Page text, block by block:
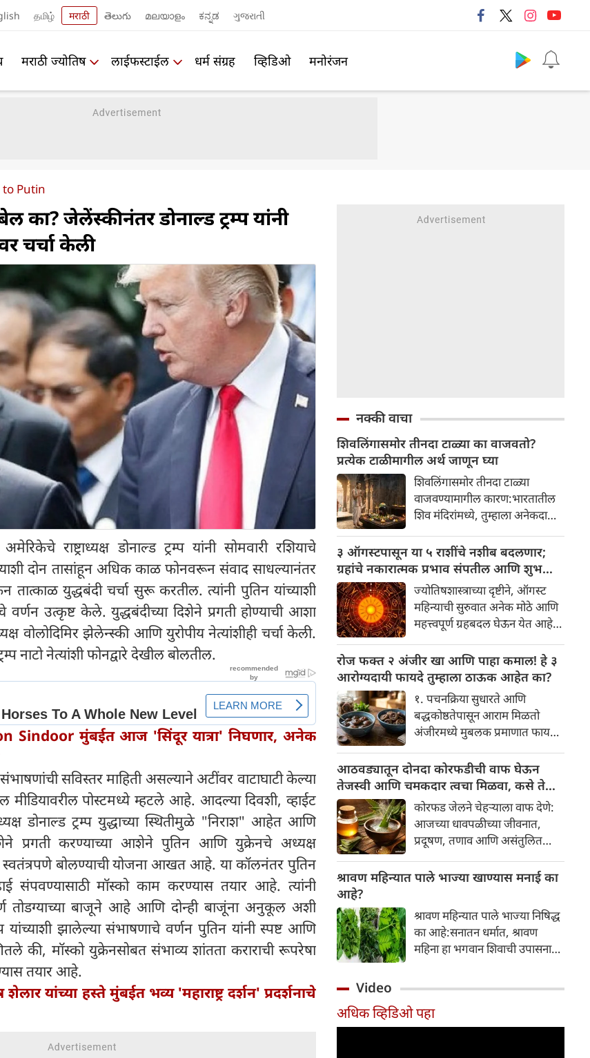
தமிழ் मराठी తెలుగు മലയാളം ಕನ್ನಡ ગુજરાતી
मराठी ज्योतिष लाईफस्टाईल धर्म संग्रह व्हिडिओ मनोरंजन
to Putin
का? जेलेंस्कीनंतर डोनाल्ड ट्रम्प यांनी
चर्चा केली
अमेरिकेचे राष्ट्राध्यक्ष डोनाल्ड ट्रम्प यांनी सोमवारी रशियाचे
दोन तासांहून अधिक काळ फोनवरून संवाद साधल्यानंतर
तात्काळ युद्धबंदी चर्चा सुरू करतील. त्यांनी पुतिन यांच्याशी
उत्कृष्ट केले. युद्धबंदीच्या दिशेने प्रगती होण्याची आशा
वोलोदिमिर झेलेन्स्की आणि युरोपीय नेत्यांशीही चर्चा केली.
नाटो नेत्यांशी फोनद्वारे देखील बोलतील.
Sindoor मुंबईत आज 'सिंदूर यात्रा' निघणार, अनेक
सविस्तर माहिती असल्याने अटींवर वाटाघाटी केल्या
मीडियावरील पोस्टमध्ये म्हटले आहे. आदल्या दिवशी, व्हाईट
डोनाल्ड ट्रम्प युद्धाच्या स्थितीमुळे "निराश" आहेत आणि
प्रगती करण्याच्या आशेने पुतिन आणि युक्रेनचे अध्यक्ष
स्वतंत्रपणे बोलण्याची योजना आखत आहे. या कॉलनंतर पुतिन
संपवण्यासाठी मॉस्को काम करण्यास तयार आहे. त्यांनी
तोडग्याच्या बाजूने आहे आणि दोन्ही बाजूंना अनुकूल अशी
झालेल्या संभाषणाचे वर्णन पुतिन यांनी स्पष्ट आणि
की, मॉस्को युक्रेनसोबत संभाव्य शांतता कराराची रूपरेषा
तयार आहे.
यांच्या हस्ते मुंबईत भव्य 'महाराष्ट्र दर्शन' प्रदर्शनाचे
नक्की वाचा
शिवलिंगासमोर तीनदा टाळ्या का वाजवतो?
प्रत्येक टाळीमागील अर्थ जाणून घ्या
शिवलिंगासमोर तीनदा टाळ्या
वाजवण्यामागील कारण:भारतातील
शिव मंदिरांमध्ये, तुम्हाला अनेकदा
वाजवताना दिसतील. ही एक सामान्य
प्रथा आहे, पण तुम्ही कधी विचार
केला आहे का की यामागे काय रहस्य
आहे आणि प्रत्येक टाळीचा अर्थ काय
आहे? हा केवळ एक विधी नाही, तर
यामागे खोलवर रुजलेल्या पौराणिक
श्रद्धा, आध्यात्मिक अर्थ आणि काही
वैज्ञानिक तर्कदेखील आहेत. चला, या
अनोख्या परंपरेमागील अर्थ
सविस्तरपणे समजून घेऊया.
३ ऑगस्टपासून या ५ राशींचे नशीब बदलणार;
ग्रहांचे नकारात्मक प्रभाव संपतील आणि शुभ
दिवसांची सुरुवात होईलज्योतिषशास्त्राच्या दृष्टीने, ऑगस्ट
महिन्याची सुरुवात अनेक मोठे आणि
महत्त्वपूर्ण ग्रहबदल घेऊन येत आहे.
हालचाल अनेक राशींच्या जीवनात
सकारात्मक बदल घडवून आणणार
आहे. विशेषतः ३ ऑगस्ट रोजी एक
अत्यंत दुर्मिळ आणि फलदायी
ग्रहस्थिती (संयोग) तयार होत आहे.
या दिवशी तयार होणारे शुभ योग,
ग्रहांची स्थिती आणि या गोचरमुळे
ज्यांचे नशीब उजळणार आहे अशा
भाग्यवान राशींबद्दल आपण जाणून
घेऊया!
रोज फक्त २ अंजीर खा आणि पाहा कमाल! हे ३
आरोग्यदायी फायदे तुम्हाला ठाऊक आहेत का?
१. पचनक्रिया सुधारते आणि
बद्धकोष्ठतेपासून आराम मिळतो
अंजीरमध्ये मुबलक प्रमाणात फायबर
बद्धकोष्ठता, गॅस किंवा अपचनाचा
त्रास होत असेल, तर अंजीर
तुमच्यासाठी वरदान ठरू शकते. हे
आतड्यांची स्वच्छता ठेवण्यास मदत
करते. पचनसंस्था मजबूत करून पोट
साफ होण्यास मदत करते.
आठवड्यातून दोनदा कोरफडीची वाफ घेऊन
तेजस्वी आणि चमकदार त्वचा मिळवा, कसे ते
जाणून घ्या
कोरफड जेलने चेहऱ्याला वाफ देणे:
आजच्या धावपळीच्या जीवनात,
प्रदूषण, तणाव आणि असंतुलित
नकारात्मक परिणाम होऊ शकतो.
होते, ज्यामुळे निस्तेजपणा, मुरुमे
आणि ब्लॅकहेड्स यांसारख्या समस्या
निर्माण होतात.
श्रावण महिन्यात पाले भाज्या खाण्यास मनाई का
आहे?
श्रावण महिन्यात पाले भाज्या निषिद्ध
का आहे:सनातन धर्मात, श्रावण
महिना हा भगवान शिवाची उपासना
दानधर्म आणि सात्विक जीवनशैलीचे
पालन करतात.
Video
अधिक व्हिडिओ पहा